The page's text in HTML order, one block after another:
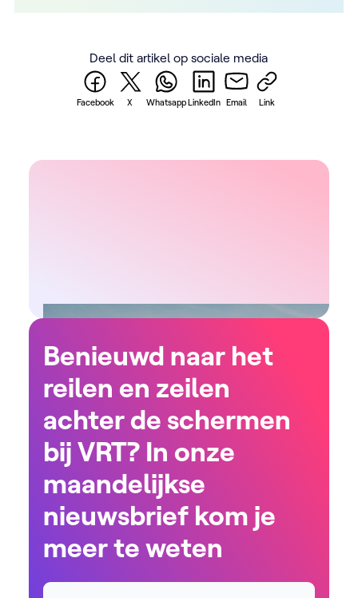
Deel dit artikel op sociale media
Facebook X WhatsappLinkedIn Email Link
Benieuwd naar het
reilen en zeilen
achter de schermen
bij VRT? In onze
maandelijkse
nieuwsbrief kom je
meer te weten
Naam